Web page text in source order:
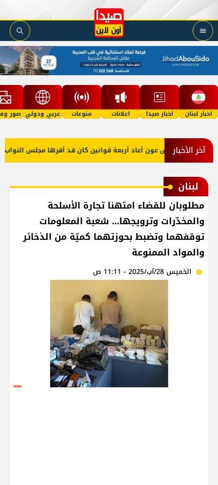
اخبار لبنان اخبار صيدا اعلانات منوعات عربي ودولي صور
آخر الأخبار
الرئيس عون أعاد أربعة قوانين كان قد أقرها مجلس النواب
لبنان
مطلوبان للقضاء امتهنا تجارة الأسلحة
والمخدّرات وترويجها... شعبة المعلومات
توقفهما وتضبط بحوزتهما كميّة من الذخائر
والمواد الممنوعة
الخميس 28/آب/2025 - 11:11 ص